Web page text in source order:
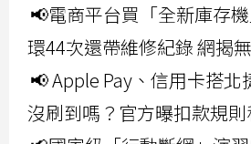
📢電商平台買「全新庫存
環44次還帶維修紀錄 網揭
📢 Apple Pay、信用卡搭
沒刷到嗎？官方曝扣款規